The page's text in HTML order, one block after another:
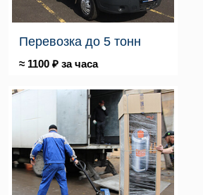
Перевозка до 5 тонн
≈ 1100 ₽ за часа